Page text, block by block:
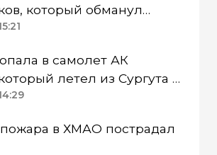
который обманул
в самолет АК
летел из Сургута в
в ХМАО пострадал